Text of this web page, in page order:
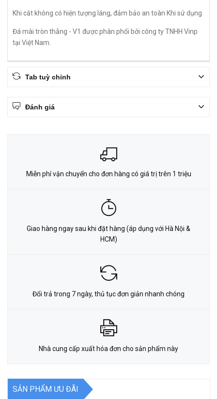
Khi cắt không có hiện tượng láng, đảm bảo an toàn Khi sử dụng
Đá mài tròn thẳng - V1 được phân phối bởi công ty TNHH Vinp
tại Việt Nam.
Tab tuỳ chỉnh
Đánh giá
Miễn phí vận chuyển cho đơn hàng có giá trị trên 1 triệu
Giao hàng ngay sau khi đặt hàng (áp dụng với Hà Nội &
HCM)
Đổi trả trong 7 ngày, thủ tục đơn giản nhanh chóng
Nhà cung cấp xuất hóa đơn cho sản phẩm này
SẢN PHẨM ƯU ĐÃI